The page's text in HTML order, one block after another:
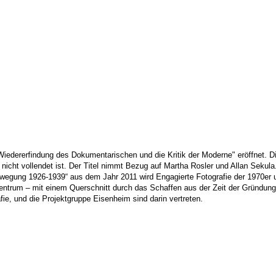
des Dokumentarischen und die Kritik der Moderne" eröffnet.
vollendet ist. Der Titel nimmt Bezug auf Martha Rosler und Allan
1926-1939“ aus dem Jahr 2011 wird Engagierte Fotografie der
– mit einem Querschnitt durch das Schaffen aus der Zeit der
und die Projektgruppe Eisenheim sind darin vertreten.